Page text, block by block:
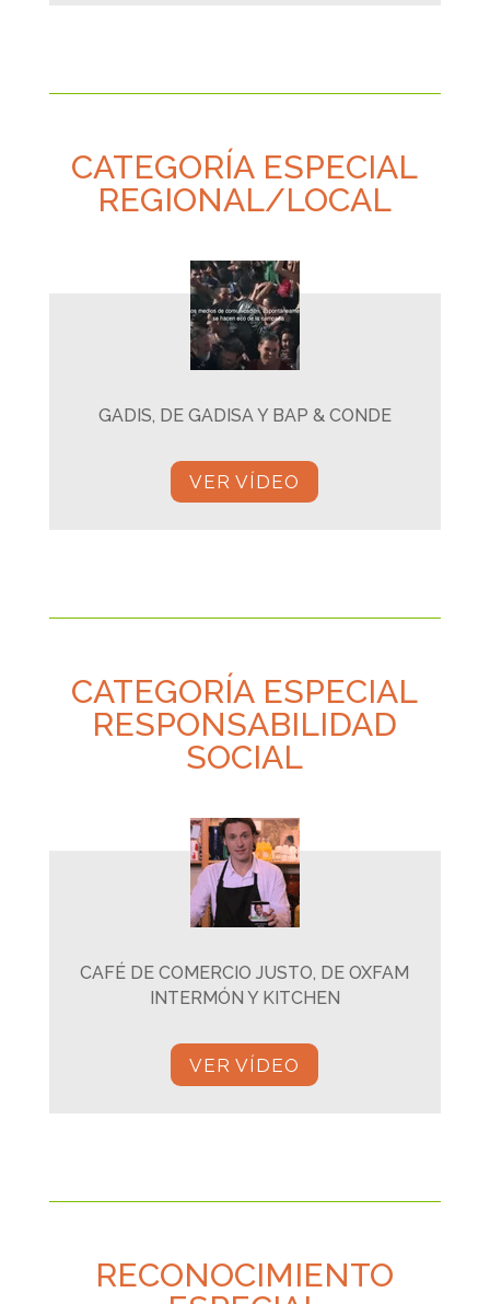
CATEGORÍA ESPECIAL
REGIONAL/LOCAL
GADIS, DE GADISA Y BAP & CONDE
VER VÍDEO
CATEGORÍA ESPECIAL
RESPONSABILIDAD
SOCIAL
CAFÉ DE COMERCIO JUSTO, DE OXFAM
INTERMÓN Y KITCHEN
VER VÍDEO
RECONOCIMIENTO